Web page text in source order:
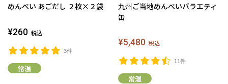
めんべい あごだし ２枚×２袋
3件
¥260 税込
常温
九州ご当地めんべいバラエティ
缶
11件
¥5,480 税込
常温